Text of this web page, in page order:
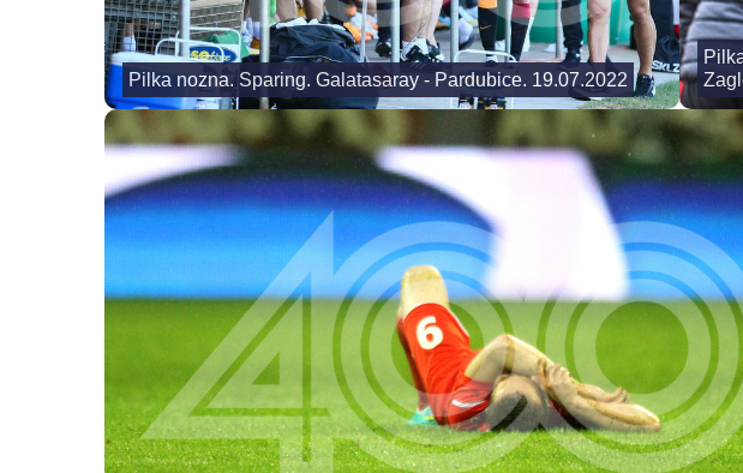
Pilka nozna. Sparing. Galatasaray - Pardubice. 19.07.2022